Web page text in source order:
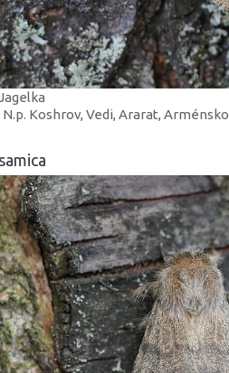
N.p. Koshrov, Vedi, Ararat, Arménsko